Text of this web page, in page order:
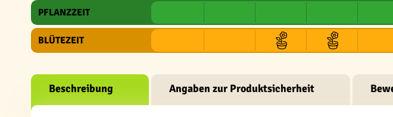
PFLANZZEIT
BLÜTEZEIT
Beschreibung Angaben zur Produktsicherheit